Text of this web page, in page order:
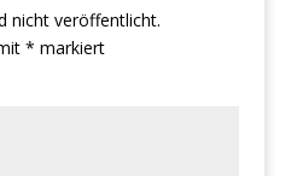
nicht veröffentlicht.
* markiert